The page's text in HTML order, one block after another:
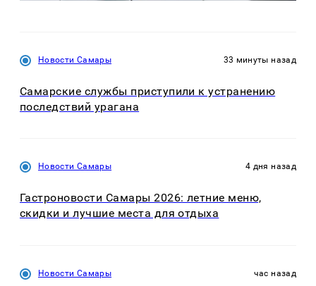
Новости Самары 33 минуты назад
Самарские службы приступили к устранению
последствий урагана
Новости Самары 4 дня назад
Гастроновости Самары 2026: летние меню,
скидки и лучшие места для отдыха
Новости Самары час назад